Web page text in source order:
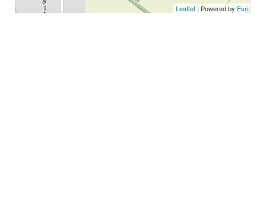
Leaflet | Powered by Esri